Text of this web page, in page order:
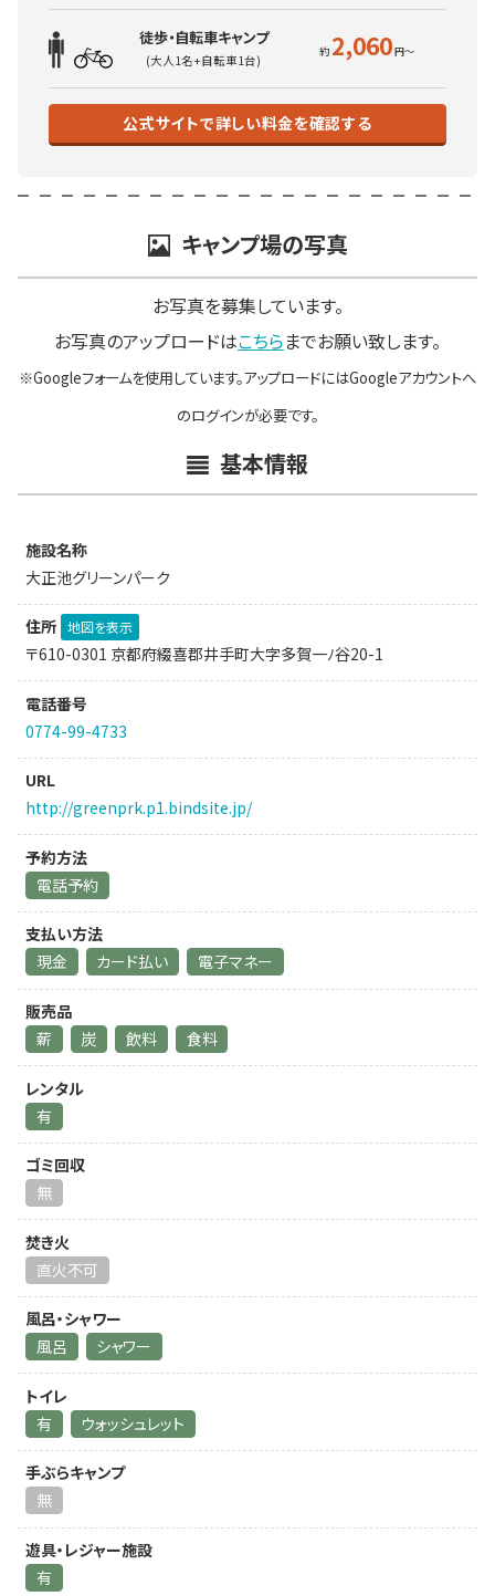
徒歩・自転車キャンプ
(大人1名+自転車1台) 2,060
公式サイトで詳しい料金を確認する
キャンプ場の写真
お写真を募集しています。
お写真のアップロードはこちらまでお願い致します。
※Googleフォームを使用しています。アップロードにはGoogleアカウントへ
のログインが必要です。
基本情報
施設名称
大正池グリーンパーク
住所 地図を表示
〒610-0301 京都府綴喜郡井手町大字多賀一ﾉ谷20-1
電話番号
0774-99-4733
URL
http://greenprk.p1.bindsite.jp/
予約方法
電話予約
支払い方法
現金
カード払い 電子マネー
販売品
薪
炭 飲料 食料
レンタル
有
ゴミ回収
無
焚き火
直火不可
風呂・シャワー
風呂
シャワー
トイレ
有
ウォッシュレット
手ぶらキャンプ
無
遊具・レジャー施設
有